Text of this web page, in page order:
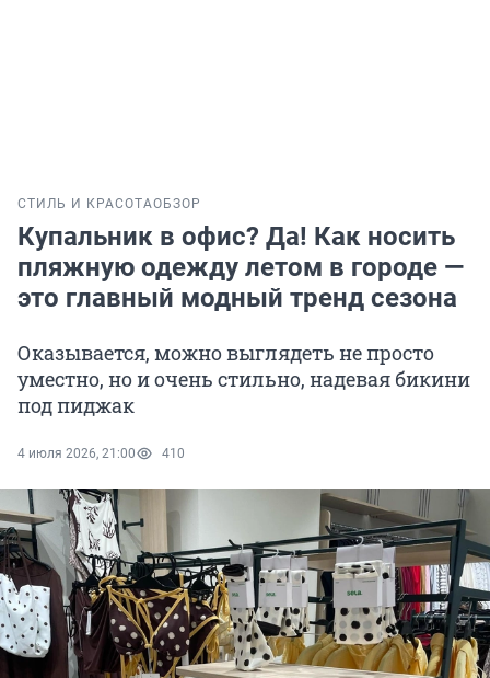
СТИЛЬ И КРАСОТАОБЗОР
Купальник в офис? Да! Как носить
пляжную одежду летом в городе —
это главный модный тренд сезона
Оказывается, можно выглядеть не просто
уместно, но и очень стильно, надевая бикини
под пиджак
4 июля 2026, 21:00 410